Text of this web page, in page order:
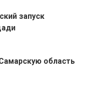
запуск
область